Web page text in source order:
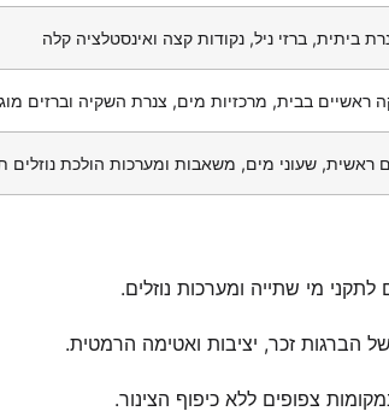
ביתית, ברזי ניל, נקודות קצה ואינסטלציה קלה
ראשיים בבית, מרכזיות מים, צנרת השקיה וברזים
ראשית, שעוני מים, משאבות ומערכות הולכת נוזלים
מי שתייה ומערכות נוזלים.
הברגות זכר, יציבות ואטימה הרמטית.
צפופים ללא כיפוף הצינור.